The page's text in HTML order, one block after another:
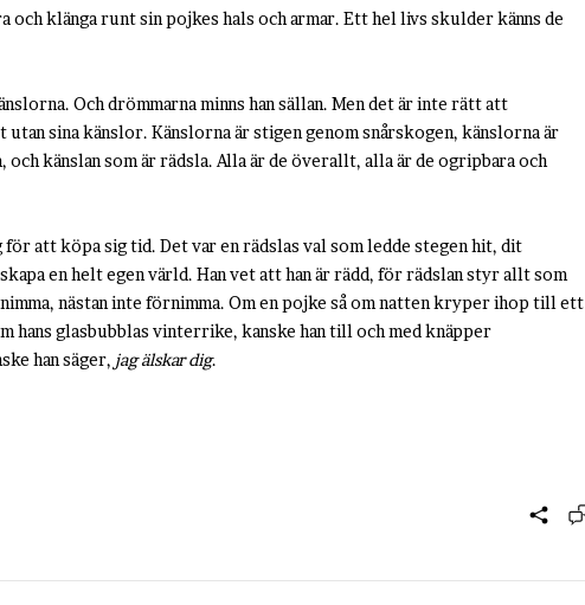
klänga runt sin pojkes hals och armar. Ett hel livs skulder känns de
Och drömmarna minns han sällan. Men det är inte rätt att
sina känslor. Känslorna är stigen genom snårskogen, känslorna är
känslan som är rädsla. Alla är de överallt, alla är de ogripbara och
att köpa sig tid. Det var en rädslas val som ledde stegen hit, dit
en helt egen värld. Han vet att han är rädd, för rädslan styr allt som
nästan inte förnimma. Om en pojke så om natten kryper ihop till ett
hans glasbubblas vinterrike, kanske han till och med knäpper
han säger, jag älskar dig.